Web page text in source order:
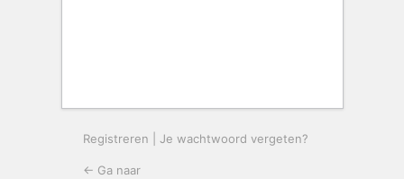
Registreren Je wachtwoord vergeten?
← Ga naar